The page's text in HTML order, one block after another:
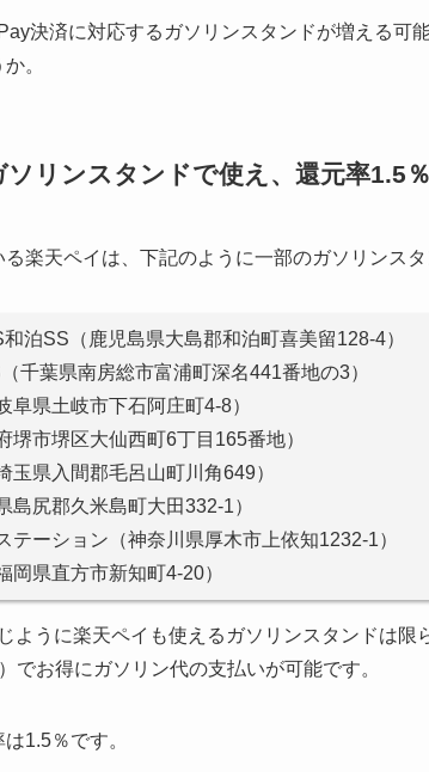
決済に対応するガソリンスタンドが増える可
。
リンスタンドで使え、還元率1.5％
楽天ペイは、下記のように一部のガソリンスタ
泊SS（鹿児島県大島郡和泊町喜美留128-4）
千葉県南房総市富浦町深名441番地の3）
阜県土岐市下石阿庄町4-8）
堺市堺区大仙西町6丁目165番地）
玉県入間郡毛呂山町川角649）
島尻郡久米島町大田332-1）
テーション（神奈川県厚木市上依知1232-1）
岡県直方市新知町4-20）
ように楽天ペイも使えるガソリンスタンドは限
でお得にガソリン代の支払いが可能です。
1.5％です。